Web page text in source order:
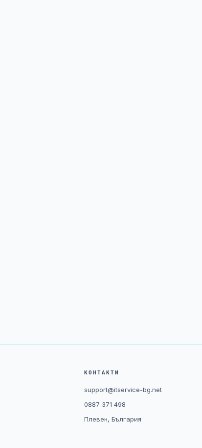
КОНТАКТИ
support@itservice-bg.net
0887 371 498
Плевен, България